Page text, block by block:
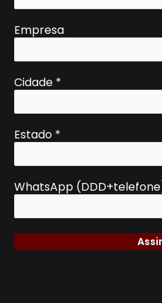
Empresa
Cidade *
Estado *
WhatsApp